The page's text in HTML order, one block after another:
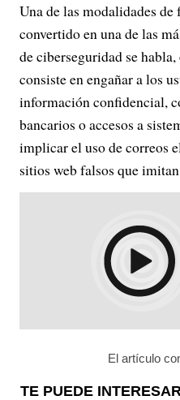
Una de las modalidades
convertido en una de las
de ciberseguridad se habla,
consiste en engañar a los
información confidencial,
bancarios o accesos a
implicar el uso de correos
sitios web falsos que
El artículo
TE PUEDE